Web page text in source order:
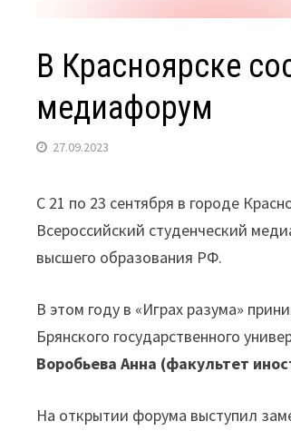
В Красноярске
медиафорум
27.09.2023
С 21 по 23 сентября в городе
Всероссийский студенческий
высшего образования РФ.
В этом году в «Играх разума»
Брянского государственного
Воробьева Анна (факультет
На открытии форума выступил